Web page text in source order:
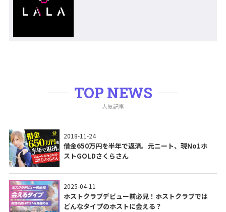
TOP NEWS
人気記事
2018-11-24
借金650万円を半年で返済。元ニート、現No1ホ
ストGOLDさくらさん
2025-04-11
ホストクラブデビュー前必見！ホストクラブでは
どんなタイプのホストに会える？